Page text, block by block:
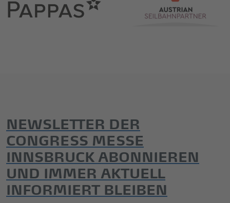
NEWSLETTER DER
CONGRESS MESSE
INNSBRUCK ABONNIEREN
UND IMMER AKTUELL
INFORMIERT BLEIBEN